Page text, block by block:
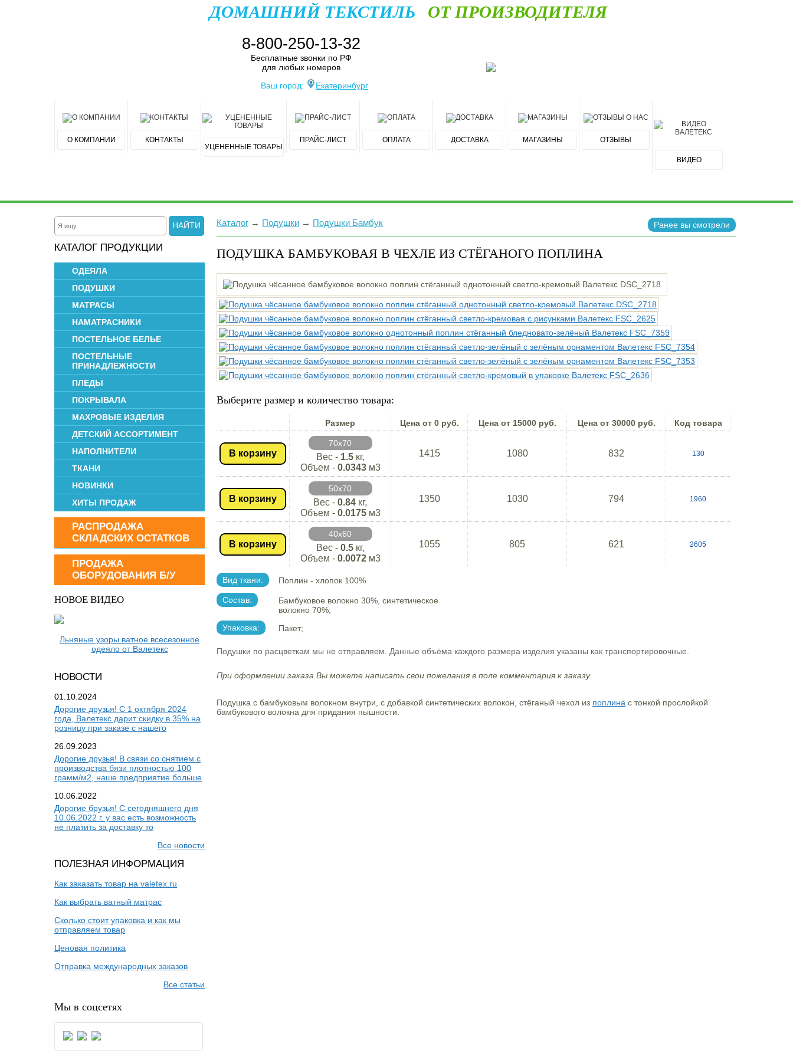
ДОМАШНИЙ ТЕКСТИЛЬ ОТ ПРОИЗВОДИТЕЛЯ
8-800-250-13-32
Бесплатные звонки по РФ
для любых номеров
Ваш город:
Екатеринбург
О КОМПАНИИ
КОНТАКТЫ
УЦЕНЕННЫЕ ТОВАРЫ
ПРАЙС-ЛИСТ ОПЛАТА ДОСТАВКА МАГАЗИНЫ ОТЗЫВЫ
ВИДЕО
НАЙТИ
КАТАЛОГ ПРОДУКЦИИ
ОДЕЯЛА
ПОДУШКИ
МАТРАСЫ
НАМАТРАСНИКИ
ПОСТЕЛЬНОЕ БЕЛЬЕ
ПОСТЕЛЬНЫЕ
ПРИНАДЛЕЖНОСТИ
ПЛЕДЫ
ПОКРЫВАЛА
МАХРОВЫЕ ИЗДЕЛИЯ
ДЕТСКИЙ АССОРТИМЕНТ
НАПОЛНИТЕЛИ
ТКАНИ
НОВИНКИ
ХИТЫ ПРОДАЖ
РАСПРОДАЖА
СКЛАДСКИХ ОСТАТКОВ
ПРОДАЖА
ОБОРУДОВАНИЯ Б/У
НОВОЕ ВИДЕО
Льняные узоры ватное всесезонное
одеяло от Валетекс
НОВОСТИ
01.10.2024
Дорогие друзья! С 1 октября 2024
года, Валетекс дарит скидку в 35% на
розницу при заказе с нашего
26.09.2023
Дорогие друзья! В связи со снятием с
производства бязи плотностью 100
грамм/м2, наше предприятие больше
10.06.2022
Дорогие брузья! С сегодняшнего дня
10.06.2022 г. у вас есть возможность
не платить за доставку то
Все новости
ПОЛЕЗНАЯ ИНФОРМАЦИЯ
Как заказать товар на valetex.ru
Как выбрать ватный матрас
Сколько стоит упаковка и как мы
отправляем товар
Ценовая политика
Отправка международных заказов
Все статьи
Мы в соцсетях
Каталог → Подушки → Подушки Бамбук Ранее вы смотрели
ПОДУШКА БАМБУКОВАЯ В ЧЕХЛЕ ИЗ СТЁГАНОГО ПОПЛИНА
Выберите размер и количество товара:
Размер Цена от 0 руб. Цена от 15000 руб. Цена от 30000 руб. Код товара
В корзину
70х70
Вес - 1.5кг,
Объем - 0.0343м3
1415 1080 832 130
В корзину
50х70
Вес - 0.84 кг,
Объем - 0.0175м3
1350 1030 794 1960
В корзину
40х60
Вес - 0.5кг,
Объем - 0.0072м3
1055 805 621 2605
Вид ткани: Поплин - хлопок 100%
Состав:
Бамбуковое волокно 30%, синтетическое
волокно 70%;
Упаковка:
Пакет;
Подушки по расцветкам мы не отправляем. Данные объёма каждого размера изделия указаны как транспортировочные.
При оформлении заказа Вы можете написать свои пожелания в поле комментария к заказу.
Подушка с бамбуковым волокном внутри, с добавкой синтетических волокон, стёганый чехол из поплина с тонкой прослойкой
бамбукового волокна для придания пышности.